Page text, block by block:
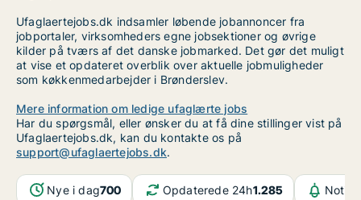
Ufaglaertejobs.dk indsamler løbende jobannoncer fra
jobportaler, virksomheders egne jobsektioner og øvrige
kilder på tværs af det danske jobmarked. Det gør det muligt
at vise et opdateret overblik over aktuelle jobmuligheder
som køkkenmedarbejder i Brønderslev.
Mere information om ledige ufaglærte jobs
Har du spørgsmål, eller ønsker du at få dine stillinger vist på
Ufaglaertejobs.dk, kan du kontakte os på
support@ufaglaertejobs.dk.
Nye i dag700 Opdaterede 24h1.285